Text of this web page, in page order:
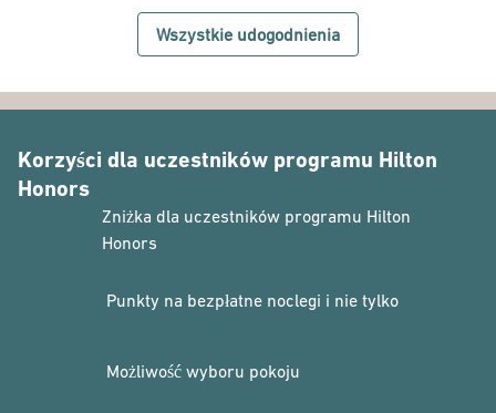
Wszystkie udogodnienia
Korzyści dla uczestników programu Hilton
Honors
Zniżka dla uczestników programu Hilton
Honors
Punkty na bezpłatne noclegi i nie tylko
Możliwość wyboru pokoju